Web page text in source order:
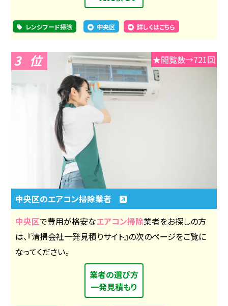
レンジフード掃除 中央区 詳しくはこちら
3 ★閲覧数→721回
中央区のエアコン掃除業者
中央区で費用が格安なエアコン掃除業者をお探しの方
は、『清掃会社一発見積りサイト』の次のページをご覧に
なってください。
業者の選び方
一発見積もり